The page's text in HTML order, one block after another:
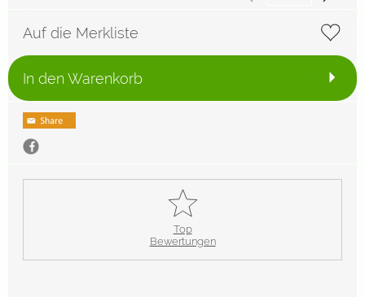
Auf die Merkliste
In den Warenkorb
Top
Bewertungen